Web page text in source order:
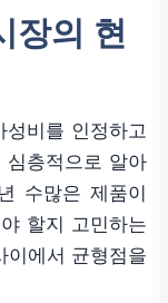
장의 현
비를 인정하고
심층적으로 알아
수많은 제품이
할지 고민하는
이에서 균형점을